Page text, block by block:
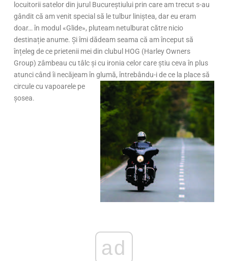
locuitorii satelor din jurul Bucureștiului prin care am trecut s-au
gândit că am venit special să le tulbur liniștea, dar eu eram
doar… în modul «Glide», pluteam netulburat către nicio
destinație anume. Și îmi dădeam seama că am început să
înțeleg de ce prietenii mei din clubul HOG (Harley Owners
Group) zâmbeau cu tâlc și cu ironia celor care știu ceva în plus
atunci când îi necăjeam în glumă, întrebându-i de ce la place să
circule cu vapoarele pe
șosea.
ad